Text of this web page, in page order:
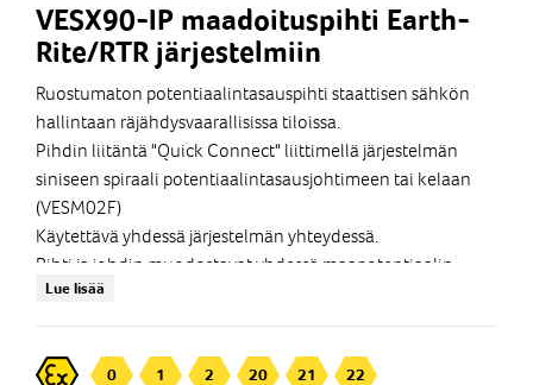
VESX90-IP maadoituspihti Earth-
Rite/RTR järjestelmiin
Ruostumaton potentiaalintasauspihti staattisen sähkön
hallintaan räjähdysvaarallisissa tiloissa.
Pihdin liitäntä "Quick Connect" liittimellä järjestelmän
siniseen spiraali potentiaalintasausjohtimeen tai kelaan
(VESM02F)
Käytettävä yhdessä järjestelmän yhteydessä.
Pihti ja johdin muodostavat yhdessä maapotentiaalin
kanssa piirin jota järjestelmä valvoo.
Katso liittyvät tarvikkeet sivuiltamme (alla).
Ruostumaton teräs , 316L
Lue lisää
0 1 2 20 21 22